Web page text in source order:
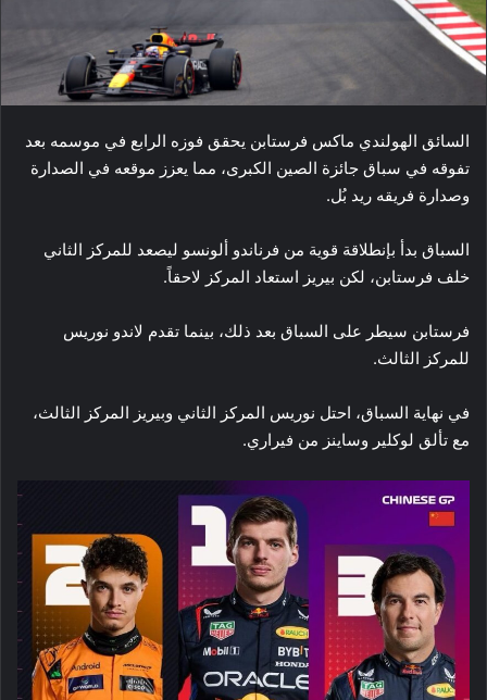
السائق الهولندي ماكس فرستابن يحقق فوزه الرابع في موسمه بعد
تفوقه في سباق جائزة الصين الكبرى، مما يعزز موقعه في الصدارة
وصدارة فريقه ريد بُل.
السباق بدأ بإنطلاقة قوية من فرناندو ألونسو ليصعد للمركز الثاني
خلف فرستابن، لكن بيريز استعاد المركز لاحقاً.
فرستابن سيطر على السباق بعد ذلك، بينما تقدم لاندو نوريس
للمركز الثالث.
في نهاية السباق، احتل نوريس المركز الثاني وبيريز المركز الثالث،
مع تألق لوكلير وساينز من فيراري.